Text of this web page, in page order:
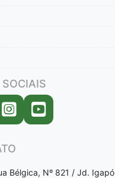
SOCIAIS
Bélgica, Nº 821 / Jd. Igapó